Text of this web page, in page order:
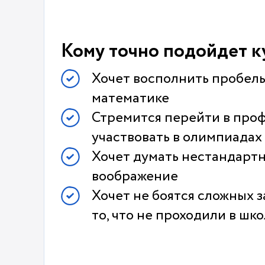
Кому точно подойдет
Хочет восполнить
математике
Стремится перейти в
участвовать в олимпиадах
Хочет думать
воображение
Хочет не боятся сложных
то, что не проходили в